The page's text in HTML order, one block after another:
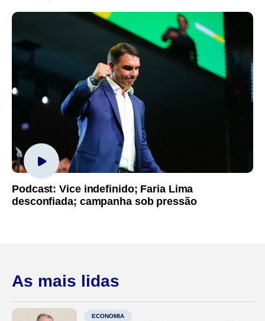
Podcast: Vice indefinido; Faria Lima
desconfiada; campanha sob pressão
As mais lidas
ECONOMIA